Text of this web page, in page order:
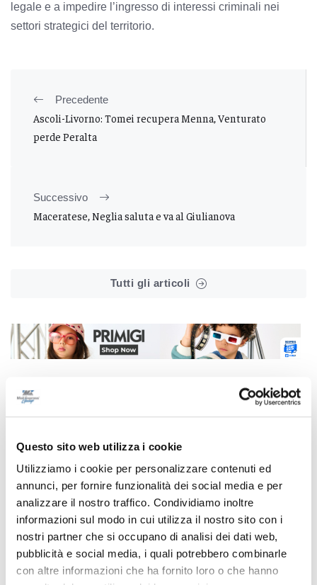
Questo sito web utilizza i cookie
Utilizziamo i cookie per personalizzare contenuti ed
annunci, per fornire funzionalità dei social media e per
analizzare il nostro traffico. Condividiamo inoltre
informazioni sul modo in cui utilizza il nostro sito con i
nostri partner che si occupano di analisi dei dati web,
pubblicità e social media, i quali potrebbero combinarle
con altre informazioni che ha fornito loro o che hanno
legale e a impedire l’ingresso di interessi criminali nei
settori strategici del territorio.
Precedente
Ascoli-Livorno: Tomei recupera Menna, Venturato
perde Peralta
Successivo
Maceratese, Neglia saluta e va al Giulianova
Tutti gli articoli
Correlati